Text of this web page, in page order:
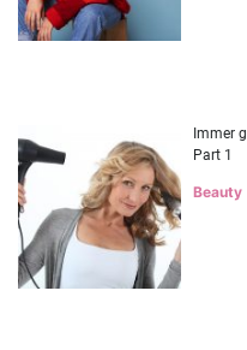
Immer
Part 1
Beauty